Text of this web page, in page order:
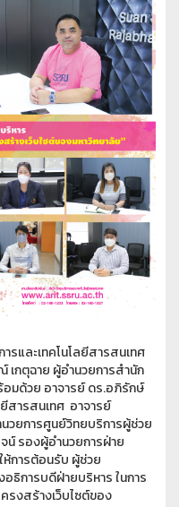
รและเทคโนโลยีสารสนเทศ
เกตุฉาย ผู้อำนวยการสำนัก
อมด้วย อาจารย์ ดร.อภิรักษ์
สารสนเทศ อาจารย์
ยการศูนย์วิทยบริการผู้ช่วย
รองผู้อำนวยการฝ่าย
ห้การต้อนรับ ผู้ช่วย
ธิการบดีฝ่ายบริหาร ในการ
รงสร้างเว็บไซต์ของ